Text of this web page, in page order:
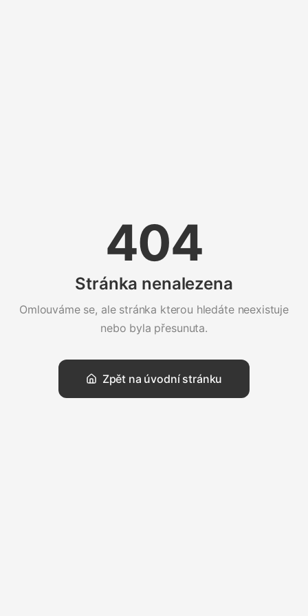
404
Stránka nenalezena
Omlouváme se, ale stránka kterou hledáte neexistuje
nebo byla přesunuta.
Zpět na úvodní stránku